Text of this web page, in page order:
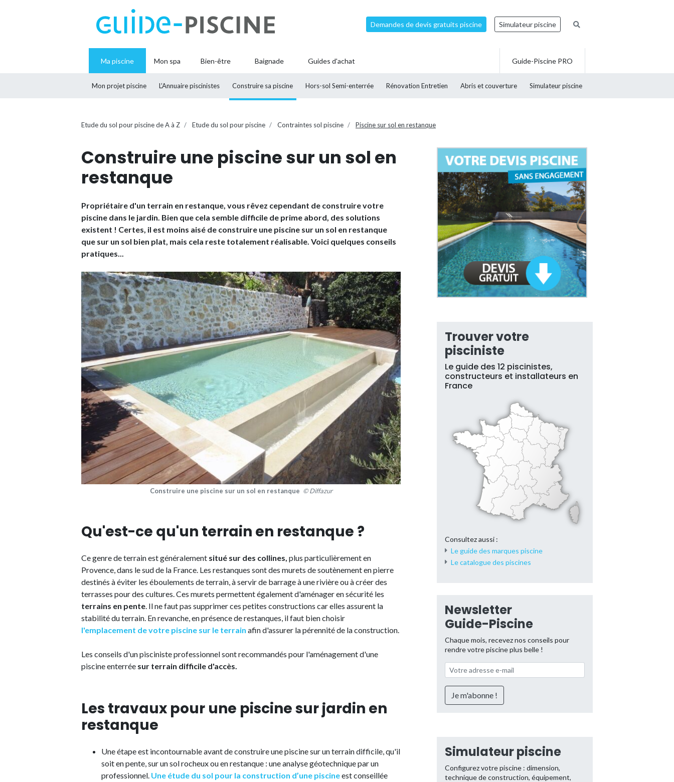
Demandes de devis gratuits piscine Simulateur piscine
Ma piscine
Mon projet piscine L’Annuaire piscinistes Construire sa piscine Hors-sol Semi-enterrée Rénovation Entretien Abris et couverture Simulateur piscine
Mon spa Bien-être Baignade Guides d'achat Guide-Piscine PRO
Etude du sol pour piscine de A à Z Etude du sol pour piscine Contraintes sol piscine Piscine sur sol en restanque
Construire une piscine sur un sol en
restanque
Propriétaire d'un terrain en restanque, vous rêvez cependant de construire votre
piscine dans le jardin. Bien que cela semble difficile de prime abord, des solutions
existent ! Certes, il est moins aisé de construire une piscine sur un sol en restanque
que sur un sol bien plat, mais cela reste totalement réalisable. Voici quelques conseils
pratiques...
Construire une piscine sur un sol en restanque © Diffazur
Qu'est-ce qu'un terrain en restanque ?
Ce genre de terrain est généralement situé sur des collines, plus particulièrement en
Provence, dans le sud de la France. Les restanques sont des murets de soutènement en pierre
destinés à éviter les éboulements de terrain, à servir de barrage à une rivière ou à créer des
terrasses pour des cultures. Ces murets permettent également d'aménager en sécurité les
terrains en pente. Il ne faut pas supprimer ces petites constructions car elles assurent la
stabilité du terrain. En revanche, en présence de restanques, il faut bien choisir
l'emplacement de votre piscine sur le terrain afin d'assurer la pérennité de la construction.
Les conseils d'un pisciniste professionnel sont recommandés pour l'aménagement d'une
piscine enterrée sur terrain difficile d'accès.
Les travaux pour une piscine sur jardin en
restanque
Une étape est incontournable avant de construire une piscine sur un terrain difficile, qu'il
soit en pente, sur un sol rocheux ou en restanque : une analyse géotechnique par un
professionnel. Une étude du sol pour la construction d’une piscineest conseillée
Trouver votre
pisciniste
Le guide des 12 piscinistes,
constructeurs et installateurs en
France
Consultez aussi :
Le guide des marques piscine
Le catalogue des piscines
Newsletter
Guide-Piscine
Chaque mois, recevez nos conseils pour
rendre votre piscine plus belle !
Simulateur piscine
Configurez votre piscine : dimension,
technique de construction, équipement,